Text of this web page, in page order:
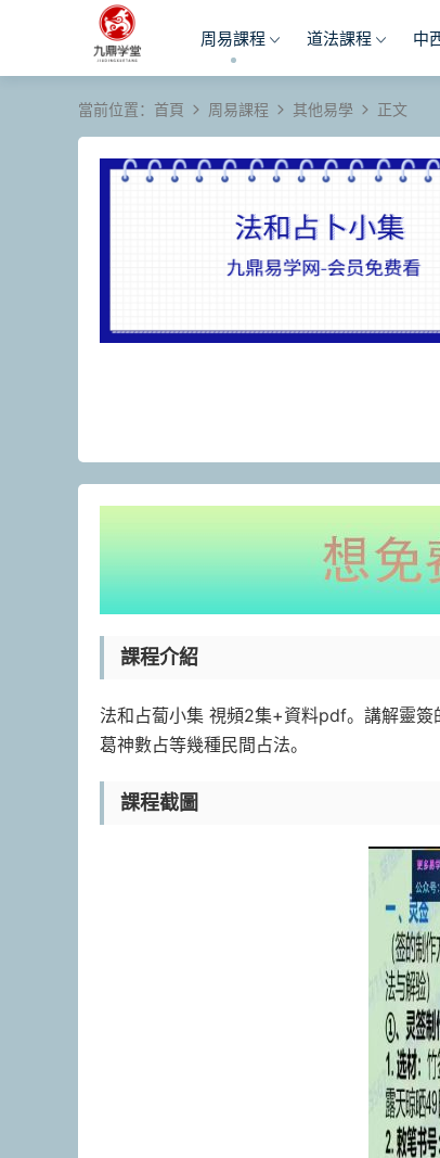
周易課程 道法課程 中
當前位置： 首頁 周易課程 其他易學 正文
課程介紹
法和占蔔小集 視頻2集+資料pdf。講解靈
葛神數占等幾種民間占法。
課程截圖